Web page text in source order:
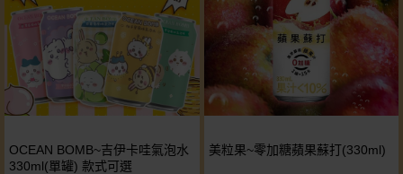
OCEAN BOMB~吉伊卡哇氣泡水
330ml(單罐) 款式可選
美粒果~零加糖蘋果蘇打(330ml)